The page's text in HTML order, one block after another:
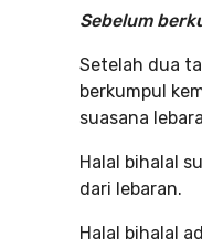
Sebelum
Setelah dua
berkumpul
suasana
Halal bihalal
dari lebaran.
Halal bihalal